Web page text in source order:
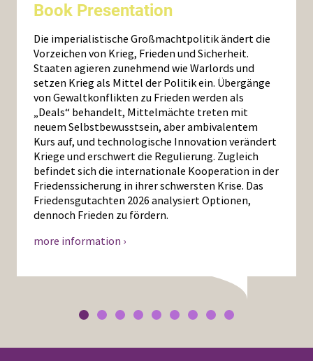
Book Presentation
Die imperialistische Großmachtpolitik ändert die
Vorzeichen von Krieg, Frieden und Sicherheit.
Staaten agieren zunehmend wie Warlords und
setzen Krieg als Mittel der Politik ein. Übergänge
von Gewaltkonflikten zu Frieden werden als
„Deals“ behandelt, Mittelmächte treten mit
neuem Selbstbewusstsein, aber ambivalentem
Kurs auf, und technologische Innovation verändert
Kriege und erschwert die Regulierung. Zugleich
befindet sich die internationale Kooperation in der
Friedenssicherung in ihrer schwersten Krise. Das
Friedensgutachten 2026 analysiert Optionen,
dennoch Frieden zu fördern.
more information ›